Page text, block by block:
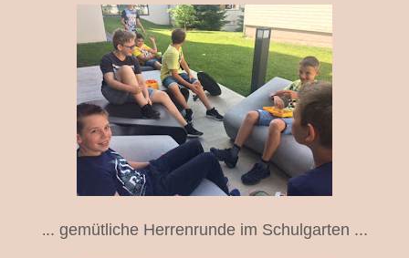
... gemütliche Herrenrunde im Schulgarten ...